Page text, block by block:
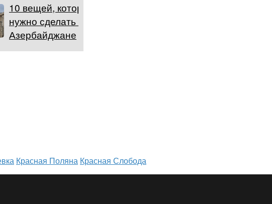
10 вещей, которые
нужно сделать в
Азербайджане
Красная Поляна Красная Слобода